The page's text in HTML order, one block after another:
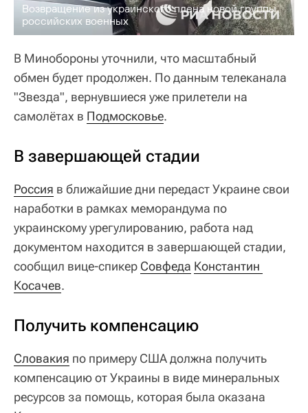
Возвращение из украинского плена новой группы
российских военных
В Минобороны уточнили, что масштабный
обмен будет продолжен. По данным телеканала
"Звезда", вернувшиеся уже прилетели на
самолётах в Подмосковье.
В завершающей стадии
Россия в ближайшие дни передаст Украине свои
наработки в рамках меморандума по
украинскому урегулированию, работа над
документом находится в завершающей стадии,
сообщил вице-спикер Совфеда Константин
Косачев.
Получить компенсацию
Словакия по примеру США должна получить
компенсацию от Украины в виде минеральных
ресурсов за помощь, которая была оказана